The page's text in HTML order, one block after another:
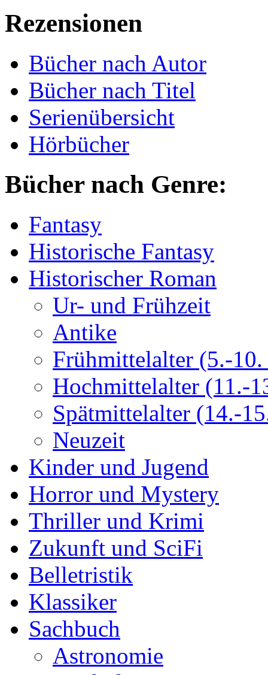
Rezensionen
Bücher nach Autor
Bücher nach Titel
Serienübersicht
Hörbücher
Bücher nach Genre:
Fantasy
Historische Fantasy
Historischer Roman
Ur- und Frühzeit
Antike
Frühmittelalter (5.-10.
Hochmittelalter (11.-
Spätmittelalter (14.-
Neuzeit
Kinder und Jugend
Horror und Mystery
Thriller und Krimi
Zukunft und SciFi
Belletristik
Klassiker
Sachbuch
Astronomie